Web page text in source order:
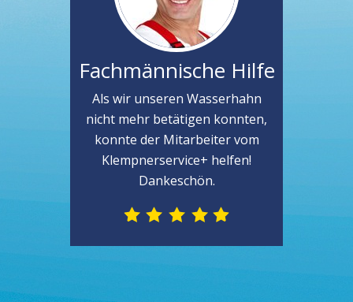
Fachmännische Hilfe
Als wir unseren Wasserhahn
nicht mehr betätigen konnten,
konnte der Mitarbeiter vom
Klempnerservice+ helfen!
Dankeschön.